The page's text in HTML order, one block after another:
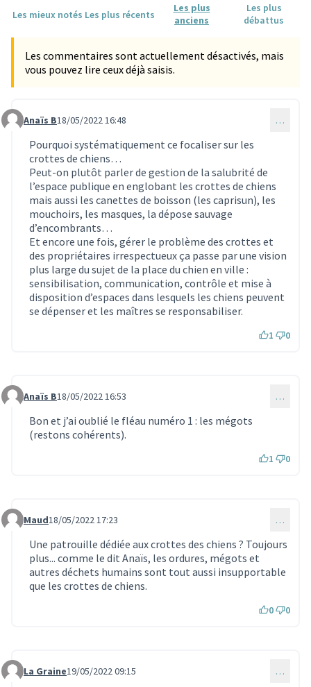
Les mieux notés Les plus récents
Les plus
anciens
Les plus
débattus
Les commentaires sont actuellement désactivés, mais
vous pouvez lire ceux déjà saisis.
Commentaire 1524
Anaïs B18/05/2022 16:48 …
Pourquoi systématiquement ce focaliser sur les
crottes de chiens…
Peut-on plutôt parler de gestion de la salubrité de
l’espace publique en englobant les crottes de chiens
mais aussi les canettes de boisson (les caprisun), les
mouchoirs, les masques, la dépose sauvage
d’encombrants…
Et encore une fois, gérer le problème des crottes et
des propriétaires irrespectueux ça passe par une vision
plus large du sujet de la place du chien en ville :
sensibilisation, communication, contrôle et mise à
disposition d’espaces dans lesquels les chiens peuvent
se dépenser et les maîtres se responsabiliser.
1 0
Commentaire 1525
Anaïs B18/05/2022 16:53 …
Bon et j’ai oublié le fléau numéro 1 : les mégots
(restons cohérents).
1 0
Commentaire 1526
Maud18/05/2022 17:23 …
Une patrouille dédiée aux crottes des chiens ? Toujours
plus... comme le dit Anaïs, les ordures, mégots et
autres déchets humains sont tout aussi insupportable
que les crottes de chiens.
0 0
Commentaire 1529
La Graine19/05/2022 09:15 …